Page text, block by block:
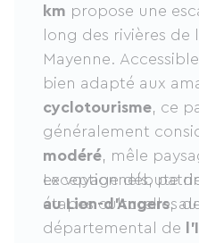
km propose une
long des rivières de
Mayenne.
bien adapté aux
cyclotourisme, ce
généralement
modéré, mêle
exceptionnels,
étapes culturelles
Le voyage débute
au Lion-d’Angers,
départemental de